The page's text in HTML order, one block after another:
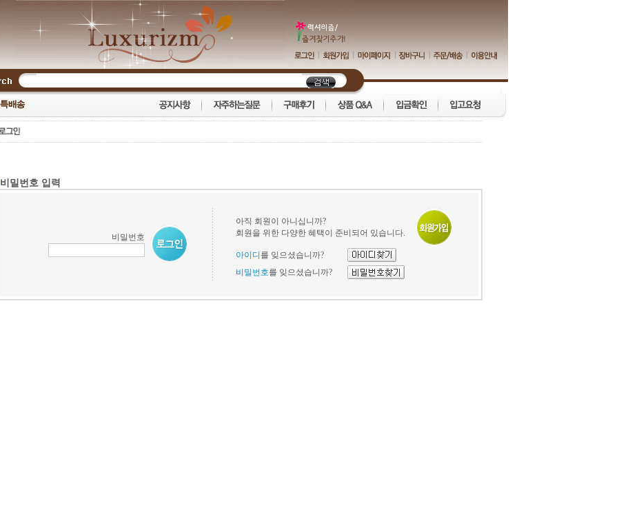
비밀번호 입력
비밀번호
아직 회원이 아니십니까?
회원을 위한 다양한 혜택이 준비되어 있습니다.
아이디 를 잊으셨습니까?
비밀번호를 잊으셨습니까?